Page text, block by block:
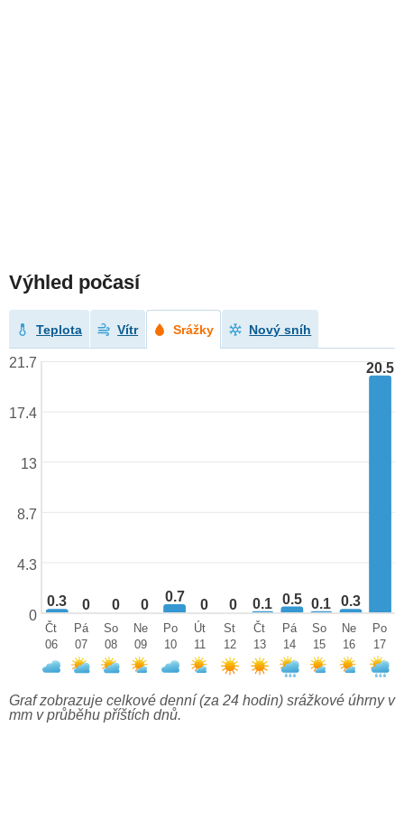
Výhled počasí
Teplota Vítr Srážky Nový sníh
0.3 0 0 0
0.7
0 0 0.1 0.5 0.1 0.3
20.5
21.7
17.4
13
8.7
4.3
0
Čt
06
Pá
07
So
08
Ne
09
Po
10
Út
11
St
12
Čt
13
Pá
14
So
15
Ne
16
Po
17
Graf zobrazuje celkové denní (za 24 hodin) srážkové úhrny v
mm v průběhu příštích dnů.